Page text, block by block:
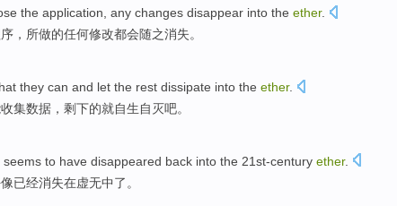
the application any changes disappear into the ether.
，所做的任何修改都会随之消失。
they can and let the rest dissipate into the ether.
集数据， 剩下的就自生自灭吧。
seems to have disappeared back into the 21st-century ether.
已经消失在虚无中了。